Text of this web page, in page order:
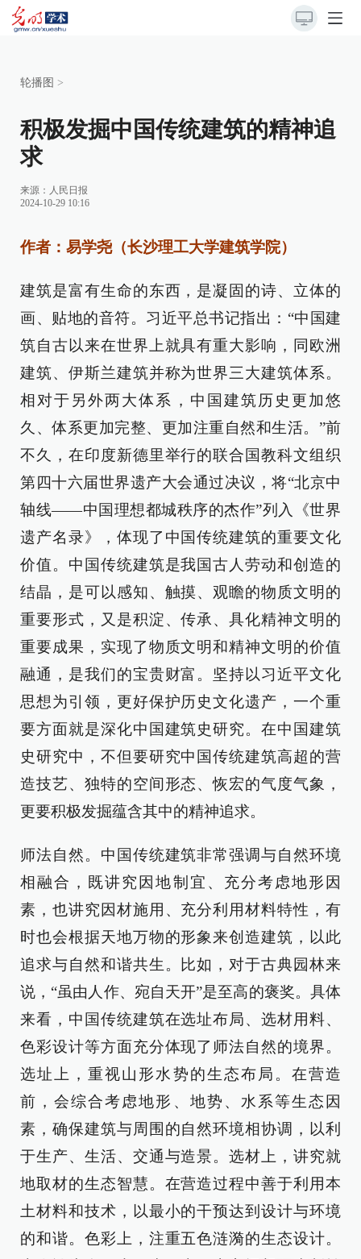
轮播图 >
积极发掘中国传统建筑的精神追
求
来源： 人民日报
2024-10-29 10:16
作者：易学尧（长沙理工大学建筑学院）
建筑是富有生命的东西，是凝固的诗、立体的
画、贴地的音符。习近平总书记指出：“中国建
筑自古以来在世界上就具有重大影响，同欧洲
建筑、伊斯兰建筑并称为世界三大建筑体系。
相对于另外两大体系，中国建筑历史更加悠
久、体系更加完整、更加注重自然和生活。”前
不久，在印度新德里举行的联合国教科文组织
第四十六届世界遗产大会通过决议，将“北京中
轴线——中国理想都城秩序的杰作”列入《世界
遗产名录》，体现了中国传统建筑的重要文化
价值。中国传统建筑是我国古人劳动和创造的
结晶，是可以感知、触摸、观瞻的物质文明的
重要形式，又是积淀、传承、具化精神文明的
重要成果，实现了物质文明和精神文明的价值
融通，是我们的宝贵财富。坚持以习近平文化
思想为引领，更好保护历史文化遗产，一个重
要方面就是深化中国建筑史研究。在中国建筑
史研究中，不但要研究中国传统建筑高超的营
造技艺、独特的空间形态、恢宏的气度气象，
更要积极发掘蕴含其中的精神追求。
师法自然。中国传统建筑非常强调与自然环境
相融合，既讲究因地制宜、充分考虑地形因
素，也讲究因材施用、充分利用材料特性，有
时也会根据天地万物的形象来创造建筑，以此
追求与自然和谐共生。比如，对于古典园林来
说，“虽由人作、宛自天开”是至高的褒奖。具体
来看，中国传统建筑在选址布局、选材用料、
色彩设计等方面充分体现了师法自然的境界。
选址上，重视山形水势的生态布局。在营造
前，会综合考虑地形、地势、水系等生态因
素，确保建筑与周围的自然环境相协调，以利
于生产、生活、交通与造景。选材上，讲究就
地取材的生态智慧。在营造过程中善于利用本
土材料和技术，以最小的干预达到设计与环境
的和谐。色彩上，注重五色涟漪的生态设计。